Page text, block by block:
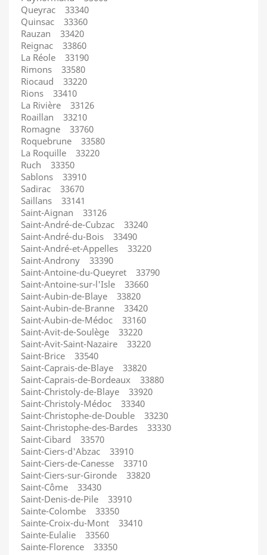
Queyrac 33340
Quinsac 33360
Rauzan 33420
Reignac 33860
La Réole 33190
Rimons 33580
Riocaud 33220
Rions 33410
La Rivière 33126
Roaillan 33210
Romagne 33760
Roquebrune 33580
La Roquille 33220
Ruch 33350
Sablons 33910
Sadirac 33670
Saillans 33141
Saint-Aignan 33126
Saint-André-de-Cubzac 33240
Saint-André-du-Bois 33490
Saint-André-et-Appelles 33220
Saint-Androny 33390
Saint-Antoine-du-Queyret 33790
Saint-Antoine-sur-l'Isle 33660
Saint-Aubin-de-Blaye 33820
Saint-Aubin-de-Branne 33420
Saint-Aubin-de-Médoc 33160
Saint-Avit-de-Soulège 33220
Saint-Avit-Saint-Nazaire 33220
Saint-Brice 33540
Saint-Caprais-de-Blaye 33820
Saint-Caprais-de-Bordeaux 33880
Saint-Christoly-de-Blaye 33920
Saint-Christoly-Médoc 33340
Saint-Christophe-de-Double 33230
Saint-Christophe-des-Bardes 33330
Saint-Cibard 33570
Saint-Ciers-d'Abzac 33910
Saint-Ciers-de-Canesse 33710
Saint-Ciers-sur-Gironde 33820
Saint-Côme 33430
Saint-Denis-de-Pile 33910
Sainte-Colombe 33350
Sainte-Croix-du-Mont 33410
Sainte-Eulalie 33560
Sainte-Florence 33350